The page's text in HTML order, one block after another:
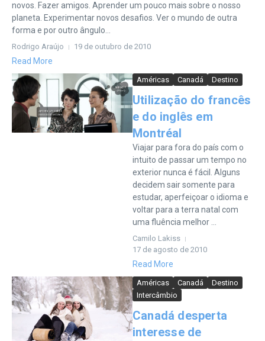
novos. Fazer amigos. Aprender um pouco mais sobre o nosso
planeta. Experimentar novos desafios. Ver o mundo de outra
forma e por outro ângulo...
Rodrigo Araújo 19 de outubro de 2010
Read More
Américas Canadá Destino
Utilização do francês
e do inglês em
Montréal
Viajar para fora do país com o
intuito de passar um tempo no
exterior nunca é fácil. Alguns
decidem sair somente para
estudar, aperfeiçoar o idioma e
voltar para a terra natal com
uma fluência melhor ...
Camilo Lakiss
17 de agosto de 2010
Read More
Américas Canadá
Destino
Intercâmbio
Canadá desperta
interesse de